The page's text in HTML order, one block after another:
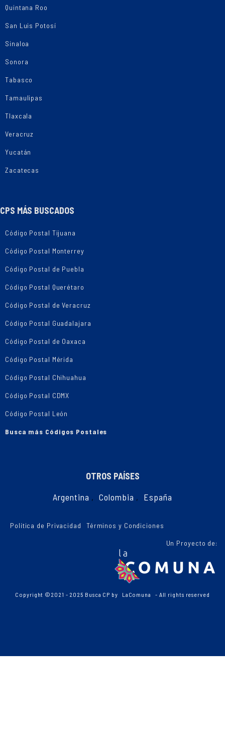
Quintana Roo
San Luis Potosí
Sinaloa
Sonora
Tabasco
Tamaulipas
Tlaxcala
Veracruz
Yucatán
Zacatecas
CPS MÁS BUSCADOS
Código Postal Tijuana
Código Postal Monterrey
Código Postal de Puebla
Código Postal Querétaro
Código Postal de Veracruz
Código Postal Guadalajara
Código Postal de Oaxaca
Código Postal Mérida
Código Postal Chihuahua
Código Postal CDMX
Código Postal León
Busca más Códigos Postales
OTROS PAÍSES
Argentina , Colombia , España
Política de Privacidad Términos y Condiciones
Un Proyecto de:
Copyright ©2021 - 2025 Busca CP by LaComuna - All rights reserved